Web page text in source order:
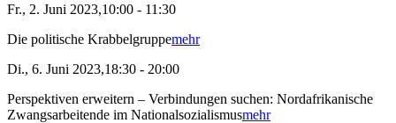
Fr., 2. Juni 2023,10:00 - 11:30
Die politische Krabbelgruppemehr
Di., 6. Juni 2023,18:30 - 20:00
Perspektiven erweitern – Verbindungen suchen: Nordafrikanische
Zwangsarbeitende im Nationalsozialismusmehr